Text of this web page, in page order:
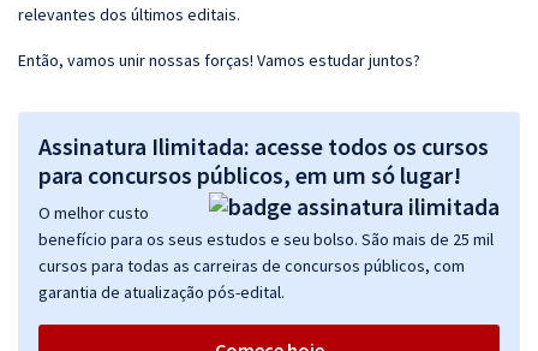
relevantes dos últimos editais.
Então, vamos unir nossas forças! Vamos estudar juntos?
Assinatura Ilimitada: acesse todos os cursos
para concursos públicos, em um só lugar!
O melhor custo
benefício para os seus estudos e seu bolso. São mais de 25 mil
cursos para todas as carreiras de concursos públicos, com
garantia de atualização pós-edital.